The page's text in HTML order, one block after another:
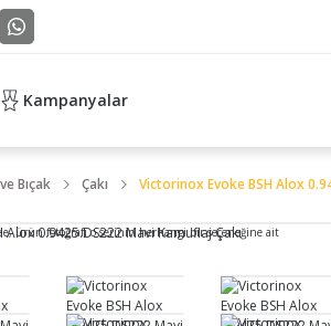
Kampanyalar
Bıçak Çakı Victorinox Evoke BSH Alox
ürün fotoğrafı o serinin herhangi bir seçeneğine ait